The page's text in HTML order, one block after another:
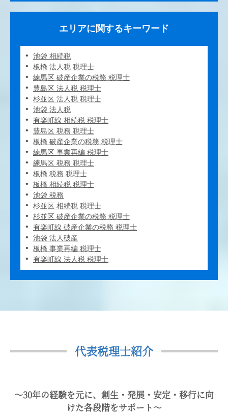
エリアに関するキーワード
池袋 相続税
板橋 法人税 税理士
練馬区 破産企業の税務 税理士
豊島区 法人税 税理士
杉並区 法人税 税理士
池袋 法人税
有楽町線 相続税 税理士
豊島区 税務 税理士
板橋 破産企業の税務 税理士
練馬区 事業再編 税理士
練馬区 税務 税理士
板橋 税務 税理士
板橋 相続税 税理士
池袋 税務
杉並区 相続税 税理士
杉並区 破産企業の税務 税理士
有楽町線 破産企業の税務 税理士
池袋 法人破産
板橋 事業再編 税理士
有楽町線 法人税 税理士
代表税理士紹介
〜30年の経験を元に、創生・発展・安定・移行に向
けた各段階をサポート〜